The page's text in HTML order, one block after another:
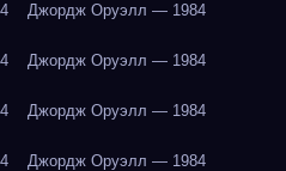
Джордж Оруэлл — 1984
Джордж Оруэлл — 1984
Джордж Оруэлл — 1984
Джордж Оруэлл — 1984